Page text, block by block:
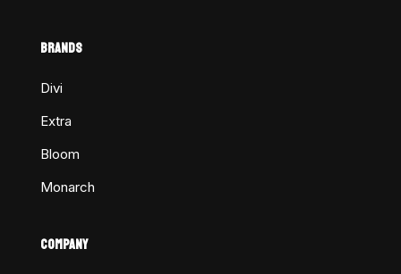
BRANDS
Divi
Extra
Bloom
Monarch
COMPANY